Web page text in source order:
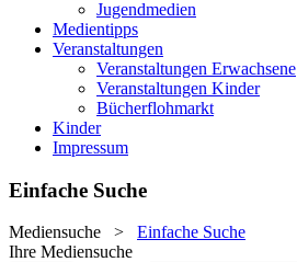
Jugendmedien
Medientipps
Veranstaltungen
Veranstaltungen Erwachsene
Veranstaltungen Kinder
Bücherflohmarkt
Kinder
Impressum
Einfache Suche
Mediensuche > Einfache Suche
Ihre Mediensuche